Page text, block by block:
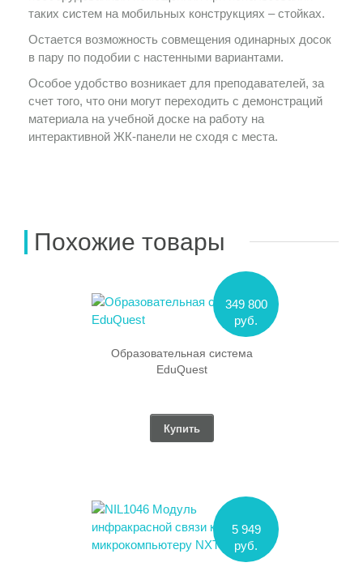
таких систем на мобильных конструкциях – стойках.
Остается возможность совмещения одинарных досок
в пару по подобии с настенными вариантами.
Особое удобство возникает для преподавателей, за
счет того, что они могут переходить с демонстраций
материала на учебной доске на работу на
интерактивной ЖК-панели не сходя с места.
Похожие товары
349 800
руб.
Образовательная система
EduQuest
Купить
5 949
руб.